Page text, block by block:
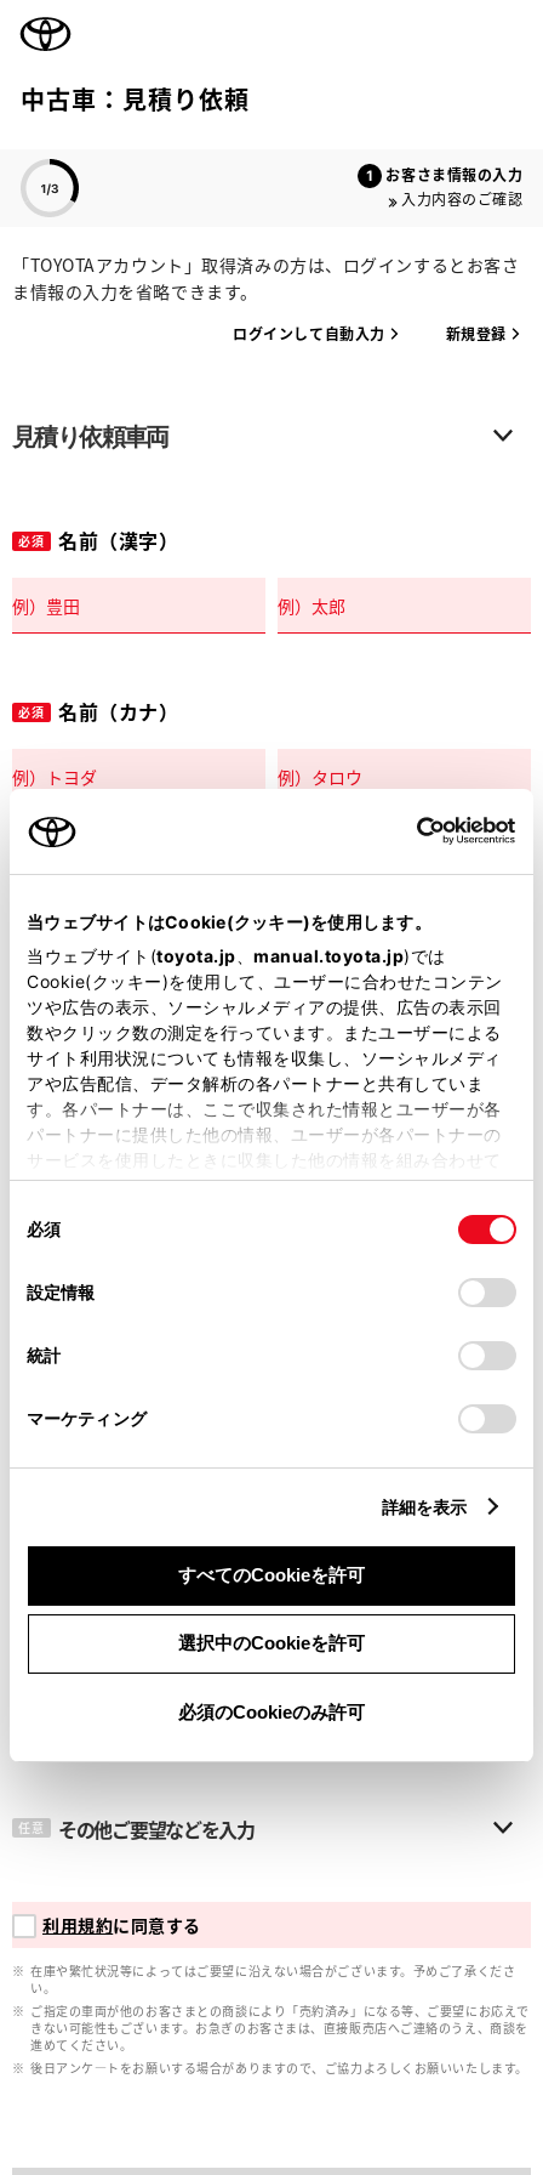
当ウェブサイトはCookie(クッキー)を使用します。
当ウェブサイト(toyota.jp manual.toyota.jp)では
Cookie(クッキー)を使用して、ユーザーに合わせたコンテン
ツや広告の表示、ソーシャルメディアの提供、広告の表示回
数やクリック数の測定を行っています。またユーザーによる
サイト利用状況についても情報を収集し、ソーシャルメディ
アや広告配信、データ解析の各パートナーと共有していま
す。各パートナーは、ここで収集された情報とユーザーが各
パートナーに提供した他の情報、ユーザーが各パートナーの
サービスを使用したときに収集した他の情報を組み合わせて
使用することがあります。当ウェブサイトの使用を続行する
デバイスにすべてのCookie(クッキー)が保存されることに同
意したことになります。Cookie(クッキー)のオプトアウト、
設定の変更、同意を撤回したりするにあたっては、当社の
「Cookie（クッキー）情報の取り扱いについて
」をご覧くだ
必須
設定情報
統計
マーケティング
詳細を表示
すべてのCookieを許可
選択中のCookieを許可
必須のCookieのみ許可
中古車：見積り依頼
お客さま情報の入力
入力内容のご確認
「TOYOTAアカウント」取得済みの方は、ログインするとお客さ
ま情報の入力を省略できます。
ログインして自動入力 新規登録
見積り依頼車両
必須 名前（漢字）
必須 名前（カナ）
郵便番号
住所自動入力
必須 都道府県
市区町村名
メールアドレス
任意 その他ご要望などを入力
利用規約に同意する
在庫や繁忙状況等によってはご要望に沿えない場合がございます。予めご了承くださ
い。
ご指定の車両が他のお客さまとの商談により「売約済み」になる等、ご要望にお応えで
きない可能性もございます。お急ぎのお客さまは、直接販売店へご連絡のうえ、商談を
進めてください。
後日アンケ―トをお願いする場合がありますので、ご協力よろしくお願いいたします。